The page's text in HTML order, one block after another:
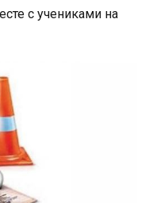
с учениками на